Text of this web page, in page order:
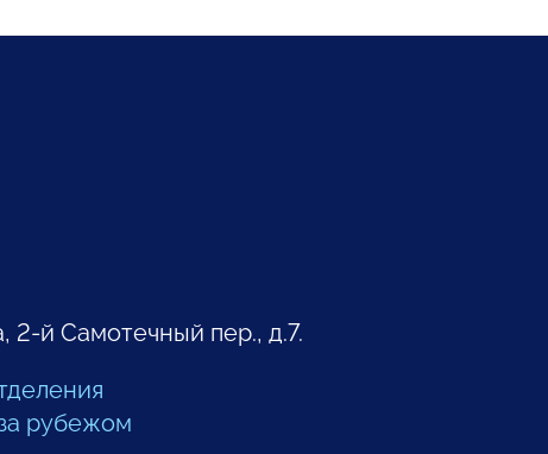
2-й Самотечный пер., д.7.
рубежом